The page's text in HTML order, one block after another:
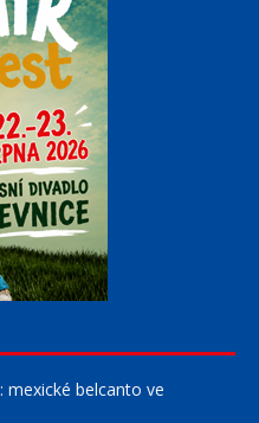
mexické belcanto ve